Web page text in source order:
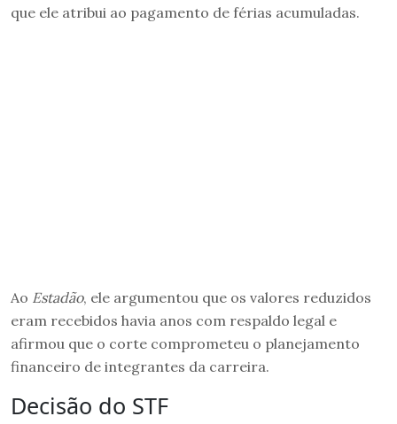
que ele atribui ao pagamento de férias acumuladas.
Ao Estadão, ele argumentou que os valores reduzidos
eram recebidos havia anos com respaldo legal e
afirmou que o corte comprometeu o planejamento
financeiro de integrantes da carreira.
Decisão do STF